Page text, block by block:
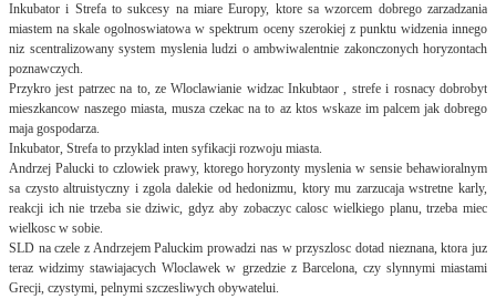
Inkubator i Strefa to sukcesy na miare Europy, ktore sa wzorcem dobrego zarzadzania
miastem na skale ogolnoswiatowa w spektrum oceny szerokiej z punktu widzenia innego
niz scentralizowany system myslenia ludzi o ambwiwalentnie zakonczonych horyzontach
poznawczych.
Przykro jest patrzec na to, ze Wloclawianie widzac Inkubtaor , strefe i rosnacy dobrobyt
mieszkancow naszego miasta, musza czekac na to az ktos wskaze im palcem jak dobrego
maja gospodarza.
Inkubator, Strefa to przyklad inten syfikacji rozwoju miasta.
Andrzej Palucki to czlowiek prawy, ktorego horyzonty myslenia w sensie behawioralnym
sa czysto altruistyczny i zgola dalekie od hedonizmu, ktory mu zarzucaja wstretne karly,
reakcji ich nie trzeba sie dziwic, gdyz aby zobaczyc calosc wielkiego planu, trzeba miec
wielkosc w sobie.
SLD na czele z Andrzejem Paluckim prowadzi nas w przyszlosc dotad nieznana, ktora juz
teraz widzimy stawiajacych Wloclawek w grzedzie z Barcelona, czy slynnymi miastami
Grecji, czystymi, pelnymi szczesliwych obywatelui.